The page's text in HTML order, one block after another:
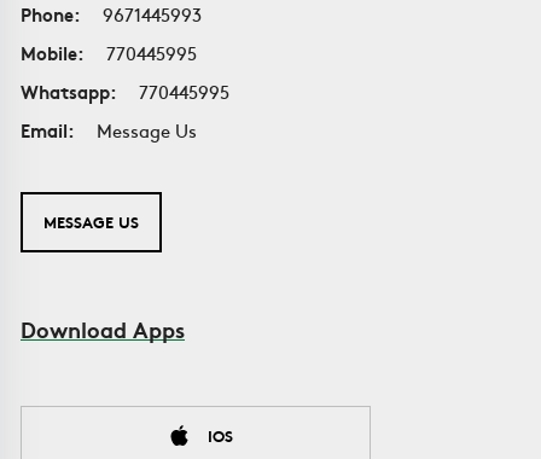
Phone:
9671445993
Mobile:
770445995
Whatsapp:
770445995
Email:
Message Us
MESSAGE US
Download Apps
IOS